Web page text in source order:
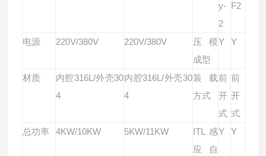
y-
2
F2
电源 220V/380V 220V/380V
压模
成型
Y Y
材质
内腔316L/外壳30
4
内腔316L/外壳30
4
装载
方式
前
开
式
前
开
式
总功率
4KW/10KW 5KW/11KW
ITL感
应自
Y Y